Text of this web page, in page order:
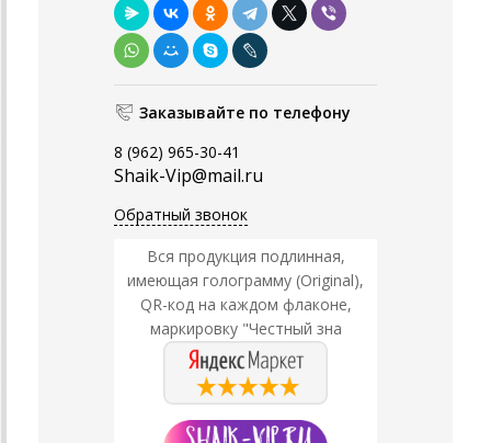
Заказывайте по телефону
8 (962) 965-30-41
Shaik-Vip@mail.ru
Обратный звонок
Вся продукция подлинная,
имеющая голограмму (Original),
QR-код на каждом флаконе,
маркировку "Честный зна